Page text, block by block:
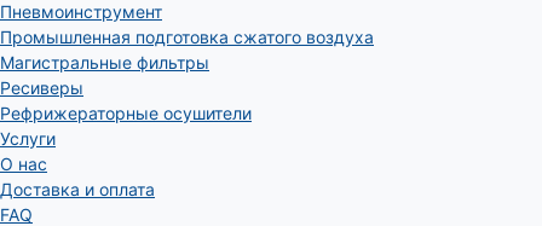
Пневмоинструмент
Промышленная подготовка сжатого воздуха
Магистральные фильтры
Ресиверы
Рефрижераторные осушители
Услуги
О нас
Доставка и оплата
FAQ